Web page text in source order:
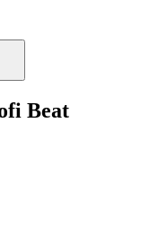
Beat